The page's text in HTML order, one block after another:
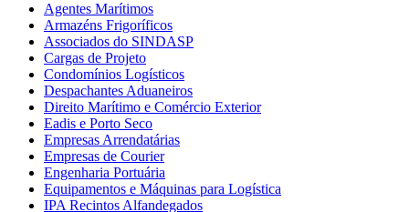
Agentes Marítimos
Armazéns Frigoríficos
Associados do SINDASP
Cargas de Projeto
Condomínios Logísticos
Despachantes Aduaneiros
Direito Marítimo e Comércio Exterior
Eadis e Porto Seco
Empresas Arrendatárias
Empresas de Courier
Engenharia Portuária
Equipamentos e Máquinas para Logística
IPA Recintos Alfandegados